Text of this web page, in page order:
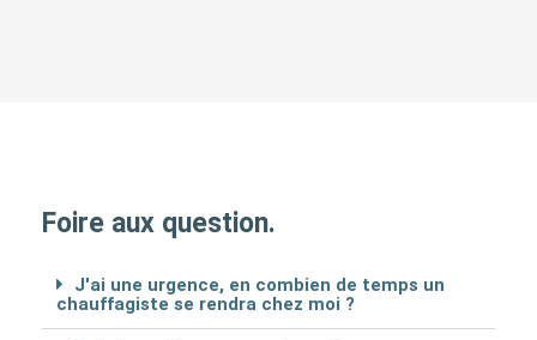
Foire aux question.
J'ai une urgence, en combien de temps un
chauffagiste se rendra chez moi ?